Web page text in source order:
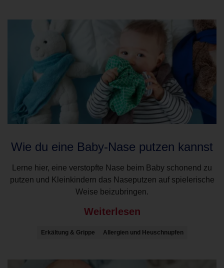
Wie du eine Baby-Nase putzen kannst
Lerne hier, eine verstopfte Nase beim Baby schonend zu
putzen und Kleinkindern das Naseputzen auf spielerische
Weise beizubringen.
Weiterlesen
Erkältung & Grippe Allergien und Heuschnupfen